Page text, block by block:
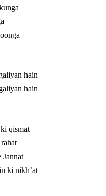
hain
hain
qismat
ki nikh’at